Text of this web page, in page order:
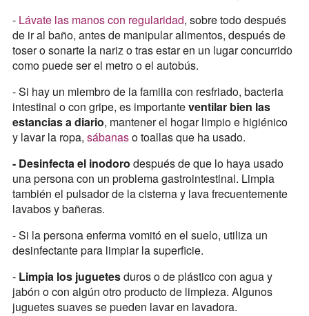
- Lávate las manos con regularidad, sobre todo después
de ir al baño, antes de manipular alimentos, después de
toser o sonarte la nariz o tras estar en un lugar concurrido
como puede ser el metro o el autobús.
- Si hay un miembro de la familia con resfriado, bacteria
intestinal o con gripe, es importanteventilar bien las
estancias a diario, mantener el hogar limpio e higiénico
y lavar la ropa, sábanaso toallas que ha usado.
- Desinfecta el inodoro después de que lo haya usado
una persona con un problema gastrointestinal. Limpia
también el pulsador de la cisterna y lava frecuentemente
lavabos y bañeras.
- Si la persona enferma vomitó en el suelo, utiliza un
desinfectante para limpiar la superficie.
- Limpia los juguetesduros o de plástico con agua y
jabón o con algún otro producto de limpieza. Algunos
juguetes suaves se pueden lavar en lavadora.